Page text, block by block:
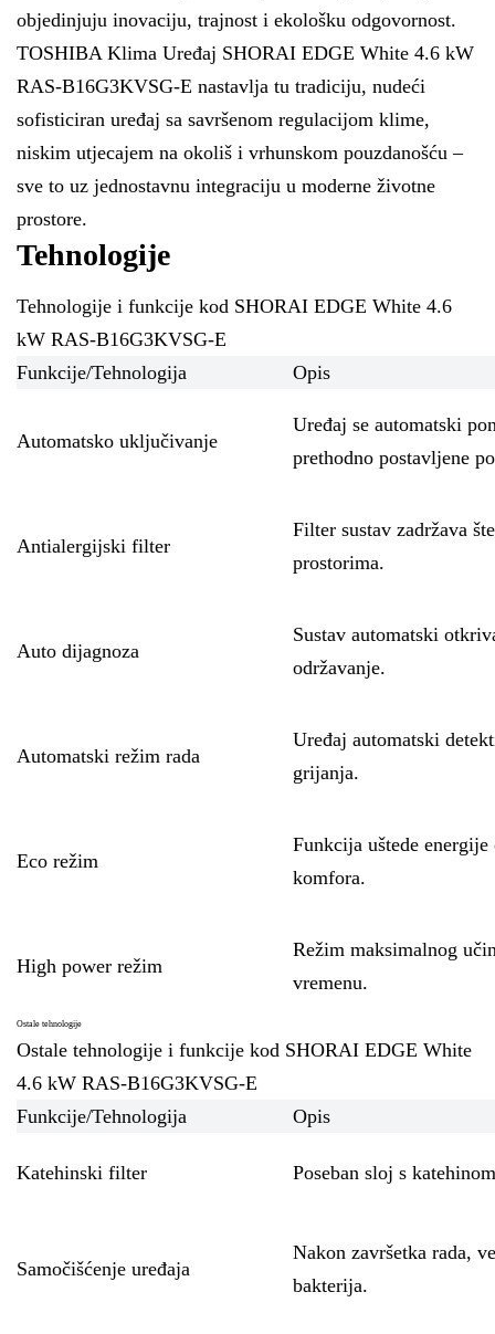
objedinjuju inovaciju, trajnost i ekološku odgovornost.
TOSHIBA Klima Uređaj SHORAI EDGE White 4.6 kW
RAS-B16G3KVSG-E nastavlja tu tradiciju, nudeći
sofisticiran uređaj sa savršenom regulacijom klime,
niskim utjecajem na okoliš i vrhunskom pouzdanošću –
sve to uz jednostavnu integraciju u moderne životne
prostore.
Tehnologije
Tehnologije i funkcije kod SHORAI EDGE White 4.6
kW RAS-B16G3KVSG-E
Funkcije/Tehnologija
Opis
Automatsko uključivanje
Uređaj se automatski
prethodno postavljene
Antialergijski filter
Filter sustav zadržava
prostorima.
Auto dijagnoza
Sustav automatski
održavanje.
Automatski režim rada
Uređaj automatski
grijanja.
Eco režim
Funkcija uštede
komfora.
High power režim
Režim maksimalnog
vremenu.
Ostale tehnologije
Ostale tehnologije i funkcije kod SHORAI EDGE White
4.6 kW RAS-B16G3KVSG-E
Funkcije/Tehnologija
Opis
Katehinski filter Poseban sloj s
Samočišćenje uređaja
Nakon završetka rada,
bakterija.